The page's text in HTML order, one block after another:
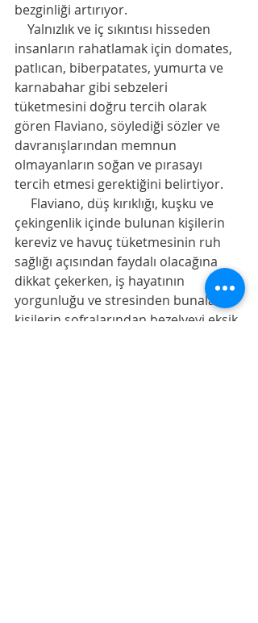
bezginliği artırıyor.
Yalnızlık ve iç sıkıntısı hisseden
insanların rahatlamak için domates,
patlıcan, biberpatates, yumurta ve
karnabahar gibi sebzeleri
tüketmesini doğru tercih olarak
gören Flaviano, söylediği sözler ve
davranışlarından memnun
olmayanların soğan ve pırasayı
tercih etmesi gerektiğini belirtiyor.
Flaviano, düş kırıklığı, kuşku ve
çekingenlik içinde bulunan kişilerin
kereviz ve havuç tüketmesinin ruh
sağlığı açısından faydalı olacağına
dikkat çekerken, iş hayatının
yorgunluğu ve stresinden bunalan
kişilerin sofralarından bezelyeyi eksik